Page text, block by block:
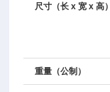
尺寸（长 x 宽 x 高）
重量（公制）